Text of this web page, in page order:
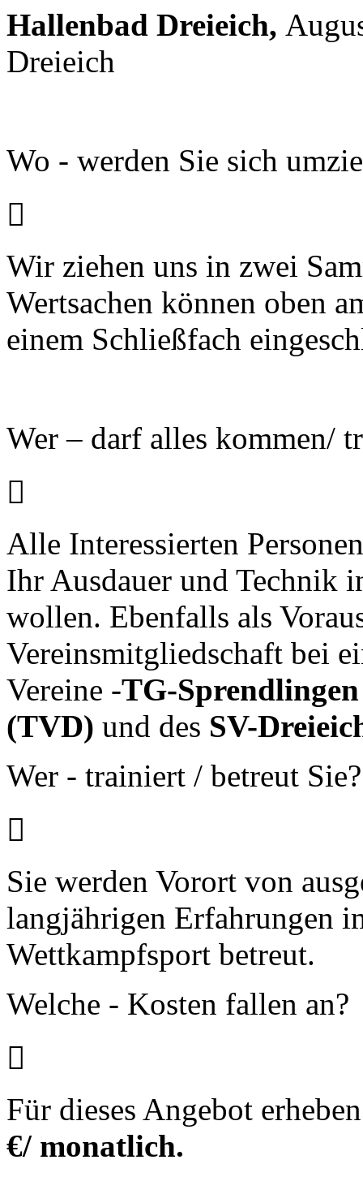
Hallenbad Dreieich,
Dreieich
Wo - werden Sie sich

Wir ziehen uns in zwei
Wertsachen können oben
einem Schließfach
Wer – darf alles kommen/

Alle Interessierten
Ihr Ausdauer und Technik
wollen. Ebenfalls als
Vereinsmitgliedschaft bei
Vereine -TG-
(TVD) und des SV-
Wer - trainiert / betreut Sie?

Sie werden Vorort von
langjährigen Erfahrungen
Wettkampfsport betreut.
Welche - Kosten fallen an?

Für dieses Angebot
€/ monatlich.